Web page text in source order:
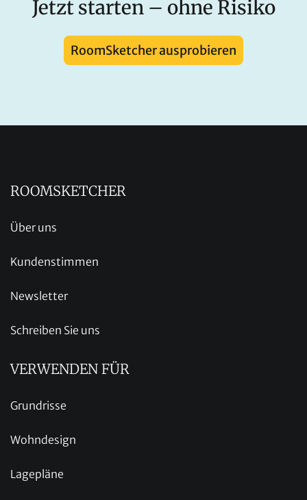
Jetzt starten – ohne Risiko
RoomSketcher ausprobieren
ROOMSKETCHER
Über uns
Kundenstimmen
Newsletter
Schreiben Sie uns
VERWENDEN FÜR
Grundrisse
Wohndesign
Lagepläne